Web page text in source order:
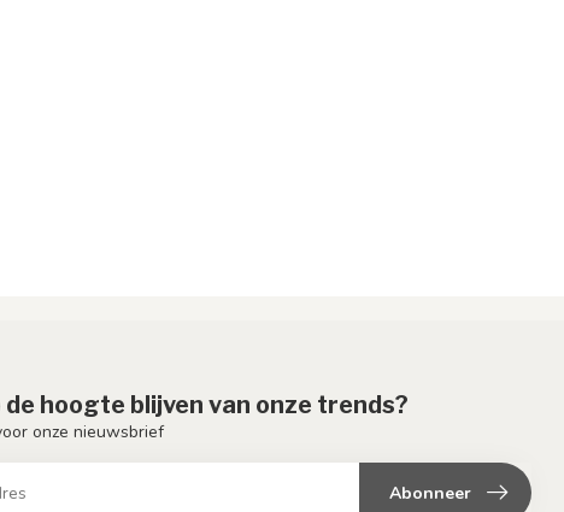
de hoogte blijven van onze trends?
onze nieuwsbrief
Abonneer